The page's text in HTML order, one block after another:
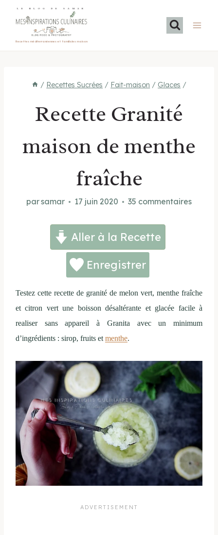
LE BLOG DE SAMAR
Recettes méditerranéennes et familiales maison
/ Recettes Sucrées / Fait-maison / Glaces /
Recette Granité
maison de menthe
fraîche
parsamar 17 juin 2020 35 commentaires
Aller à la Recette
Enregistrer
Testez cette recette de granité de melon vert, menthe fraîche
et citron vert une boisson désaltérante et glacée facile à
realiser sans appareil à Granita avec un minimum
d’ingrédients : sirop, fruits et menthe.